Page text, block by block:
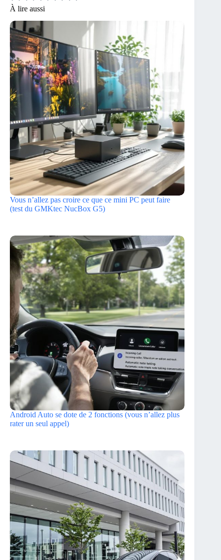
À lire aussi
Vous n’allez pas croire ce que ce mini PC peut faire
(test du GMKtec NucBox G5)
Android Auto se dote de 2 fonctions (vous n’allez plus
rater un seul appel)